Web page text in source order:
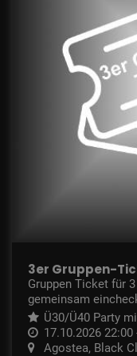
3er Gruppen-
Gruppen Ticket für
gemeinsam
Club beträgt 3 Euro
Ü30/Ü40 Party
ndianer”)
17.10.2026 22:00
Agostea, Black